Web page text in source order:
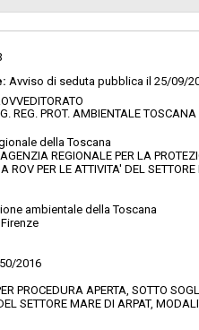
A.R.P.A.T. - AGENZIA REGIONALE PER LA
AMBIENTALE DELLA TOSCANA - SETTORE
PROVVEDITORATO
Avviso di seduta pubblica il 25/09/
REG. PROT. AMBIENTALE TOSCANA
della Toscana
REGIONALE PER LA
ROV PER LE ATTIVITA' DEL
ambientale della Toscana
2016
PROCEDURA APERTA, SOTTO
SETTORE MARE DI ARPAT,